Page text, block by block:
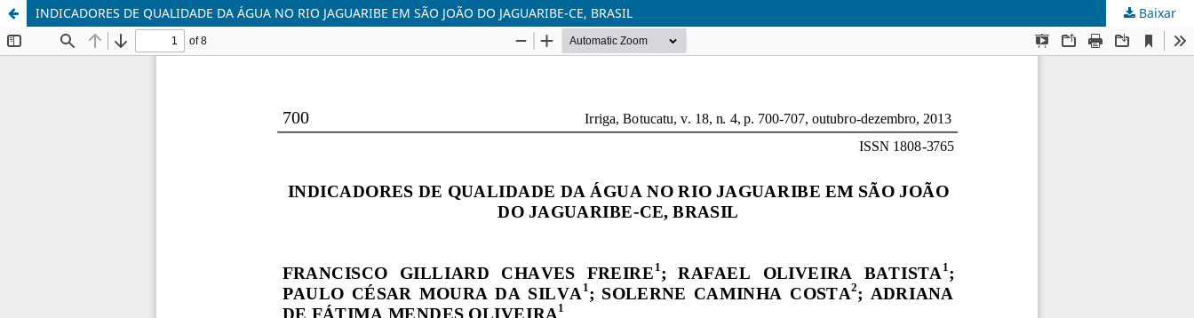
INDICADORES DE QUALIDADE DA ÁGUA NO RIO JAGUARIBE EM SÃO JOÃO DO JAGUARIBE-CE, BRASIL Baixar